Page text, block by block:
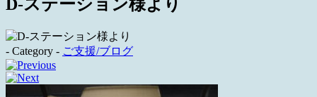
D-ステーション様より
- Category - ご支援/ブログ